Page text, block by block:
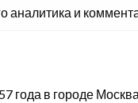
аналитика и
года в городе